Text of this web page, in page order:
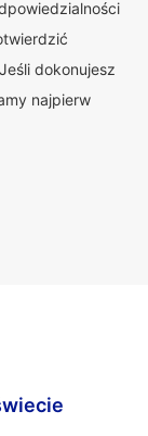
dokonujesz
najpierw